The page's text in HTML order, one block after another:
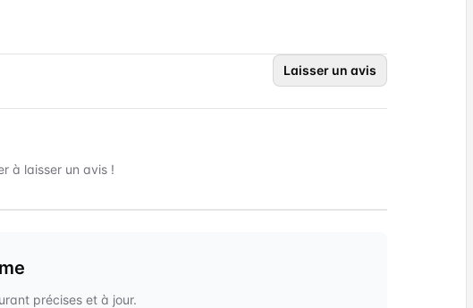
Laisser un avis
à laisser un avis !
précises et à jour.